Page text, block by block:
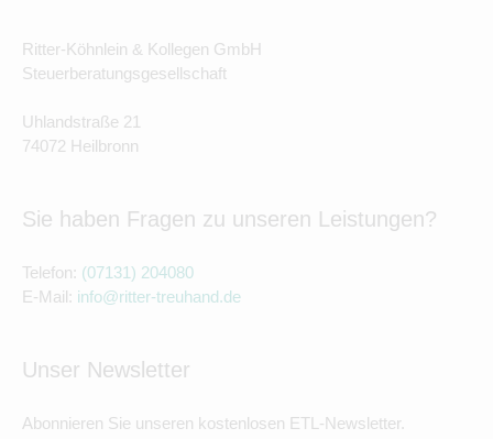
Ritter-Köhnlein & Kollegen GmbH
Steuerberatungsgesellschaft
Uhlandstraße 21
74072 Heilbronn
Sie haben Fragen zu unseren Leistungen?
Telefon: (07131) 204080
E-Mail: info@ritter-treuhand.de
Unser Newsletter
Abonnieren Sie unseren kostenlosen ETL-Newsletter.